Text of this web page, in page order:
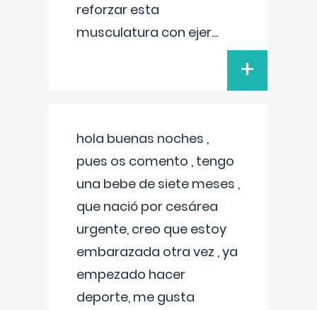
reforzar esta
musculatura con ejer...
+
hola buenas noches ,
pues os comento , tengo
una bebe de siete meses ,
que nació por cesárea
urgente, creo que estoy
embarazada otra vez , ya
empezado hacer
deporte, me gusta